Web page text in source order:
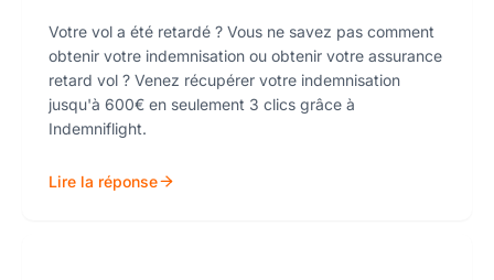
Votre vol a été retardé ? Vous ne savez pas comment
obtenir votre indemnisation ou obtenir votre assurance
retard vol ? Venez récupérer votre indemnisation
jusqu'à 600€ en seulement 3 clics grâce à
Indemniflight.
Lire la réponse